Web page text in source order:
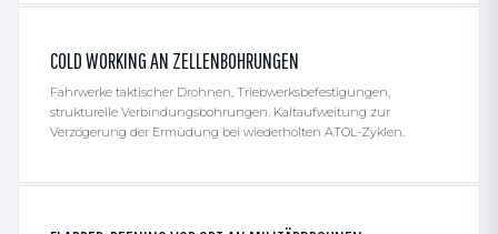
COLD WORKING AN ZELLENBOHRUNGEN
Fahrwerke taktischer Drohnen, Triebwerksbefestigungen,
strukturelle Verbindungsbohrungen. Kaltaufweitung zur
Verzögerung der Ermüdung bei wiederholten ATOL-Zyklen.